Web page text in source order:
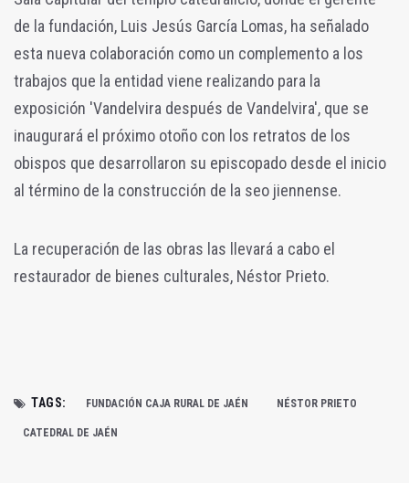
de la fundación, Luis Jesús García Lomas, ha señalado
esta nueva colaboración como un complemento a los
trabajos que la entidad viene realizando para la
exposición 'Vandelvira después de Vandelvira', que se
inaugurará el próximo otoño con los retratos de los
obispos que desarrollaron su episcopado desde el inicio
al término de la construcción de la seo jiennense.
La recuperación de las obras las llevará a cabo el
restaurador de bienes culturales, Néstor Prieto.
TAGS: FUNDACIÓN CAJA RURAL DE JAÉN NÉSTOR PRIETO
CATEDRAL DE JAÉN